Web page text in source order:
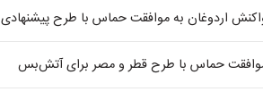
اردوغان به موافقت حماس با طرح پیشنهادی
حماس با طرح قطر و مصر برای آتش‌بس